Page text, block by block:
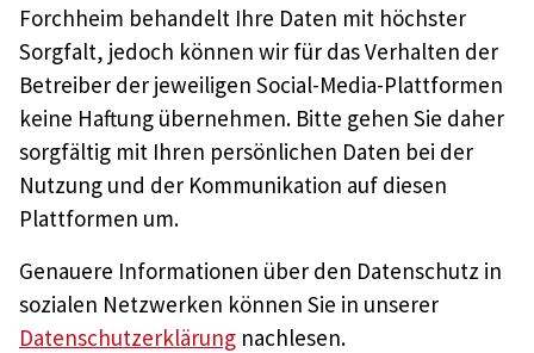
Forchheim behandelt Ihre Daten mit höchster
Sorgfalt, jedoch können wir für das Verhalten der
Betreiber der jeweiligen Social-Media-Plattformen
keine Haftung übernehmen. Bitte gehen Sie daher
sorgfältig mit Ihren persönlichen Daten bei der
Nutzung und der Kommunikation auf diesen
Plattformen um.
Genauere Informationen über den Datenschutz in
sozialen Netzwerken können Sie in unserer
Datenschutzerklärung nachlesen.